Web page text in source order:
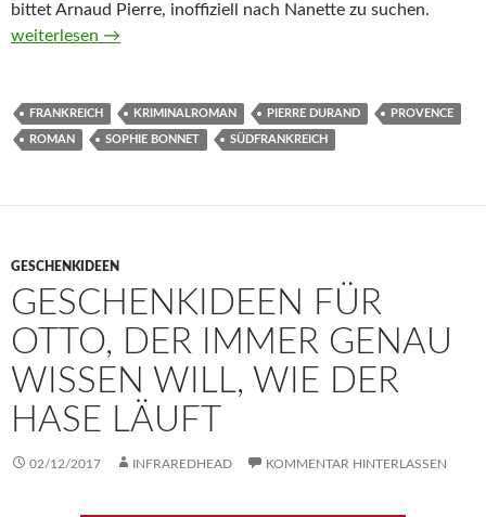
bittet Arnaud Pierre, inoffiziell nach Nanette zu suchen.
Provenzalische Schuld von Sophie Bonnet
weiterlesen →
FRANKREICH KRIMINALROMAN PIERRE DURAND PROVENCE
ROMAN SOPHIE BONNET SÜDFRANKREICH
GESCHENKIDEEN
GESCHENKIDEEN FÜR
OTTO, DER IMMER GENAU
WISSEN WILL, WIE DER
HASE LÄUFT
02/12/2017 INFRAREDHEAD KOMMENTAR HINTERLASSEN